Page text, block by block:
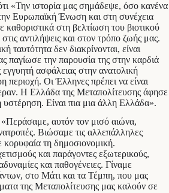
«Την ιστορία μας σημάδεψε, όσο κανένα
Ευρωπαϊκή Ένωση και στη συνέχεια
στη βελτίωση του βιοτικού
αντιλήψεις και στον τρόπο ζωής μας.
ταυτότητα δεν διακρίνονται, είναι
παγίωσε την παρουσία της στην καρδιά
ασφάλειας στην ανατολική
περιοχή. Οι Έλληνες πρέπει να είναι
Η Ελλάδα της Μεταπολίτευσης άφησε
υστέρηση. Είναι πια μια άλλη Ελλάδα».
αυτόν τον μισό αιώνα,
Βιώσαμε τις αλλεπάλληλες
κορυφαία τη δημοσιονομική.
και παράγοντες εξωτερικούς,
και παθογένειες. Γίναμε
στο Μάτι και τα Τέμπη, που μας
της Μεταπολίτευσης μας καλούν σε